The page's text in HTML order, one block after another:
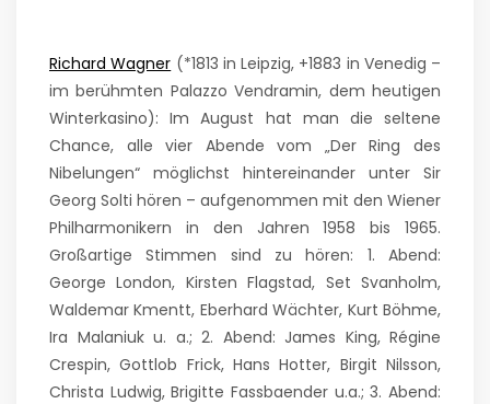
Richard Wagner (*1813 in Leipzig, +1883 in Venedig –
im berühmten Palazzo Vendramin, dem heutigen
Winterkasino): Im August hat man die seltene
Chance, alle vier Abende vom „Der Ring des
Nibelungen“ möglichst hintereinander unter Sir
Georg Solti hören – aufgenommen mit den Wiener
Philharmonikern in den Jahren 1958 bis 1965.
Großartige Stimmen sind zu hören: 1. Abend:
George London, Kirsten Flagstad, Set Svanholm,
Waldemar Kmentt, Eberhard Wächter, Kurt Böhme,
Ira Malaniuk u. a.; 2. Abend: James King, Régine
Crespin, Gottlob Frick, Hans Hotter, Birgit Nilsson,
Christa Ludwig, Brigitte Fassbaender u.a.; 3. Abend: